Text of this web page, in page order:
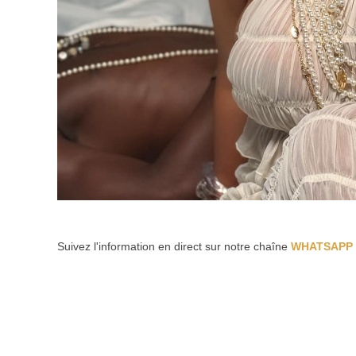
Suivez l'information en direct sur notre chaîne WHATSAPP